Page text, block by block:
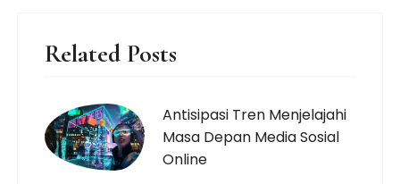
Related Posts
Antisipasi Tren Menjelajahi
Masa Depan Media Sosial
Online